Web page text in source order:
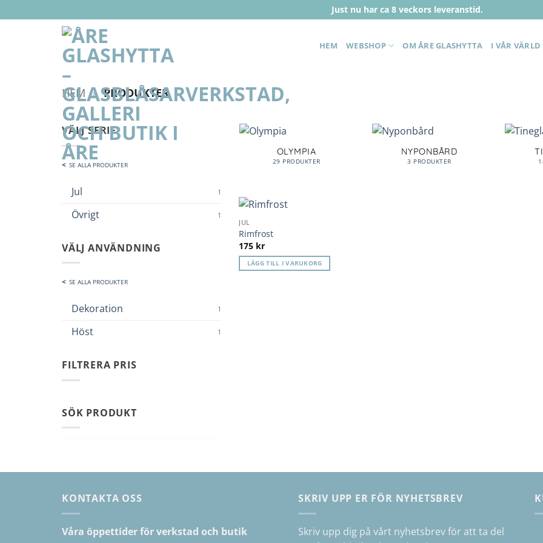
to
Just nu har ca 8 veckors leveranstid.
HEM WEBSHOP OM ÅRE GLASHYTTA I VÅR VÄRLD
HEM » PRODUKTER
VÄLJ SERIE
SE ALLA PRODUKTER
Jul 1
Övrigt 1
VÄLJ ANVÄNDNING
SE ALLA PRODUKTER
Dekoration 1
Höst 1
FILTRERA PRIS
SÖK PRODUKT
OLYMPIA
29 PRODUKTER
NYPONBÅRD
3 PRODUKTER
JUL
Rimfrost
175 kr
LÄGG TILL I VARUKORG
KONTAKTA OSS
Våra öppettider för verkstad och butik
SKRIV UPP ER FÖR NYHETSBREV
Skriv upp dig på vårt nyhetsbrev för att ta del